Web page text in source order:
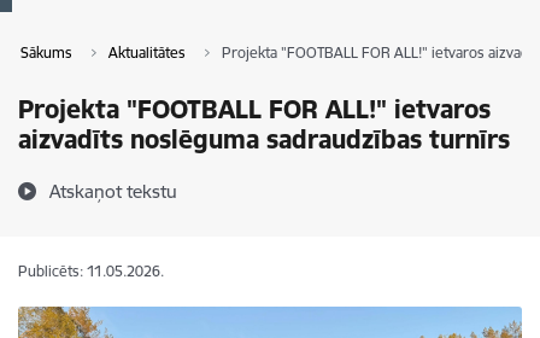
Sākums Aktualitātes Projekta "FOOTBALL FOR ALL!" ietvaros
Projekta "FOOTBALL FOR ALL!" ietvaros
aizvadīts noslēguma sadraudzības turnīrs
Atskaņot tekstu
Publicēts: 11.05.2026.